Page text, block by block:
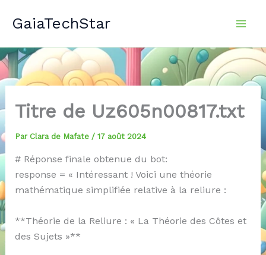
GaiaTechStar
Titre de Uz605n00817.txt
Par Clara de Mafate / 17 août 2024
# Réponse finale obtenue du bot:
response = « Intéressant ! Voici une théorie
mathématique simplifiée relative à la reliure :
**Théorie de la Reliure : « La Théorie des Côtes et
des Sujets »**